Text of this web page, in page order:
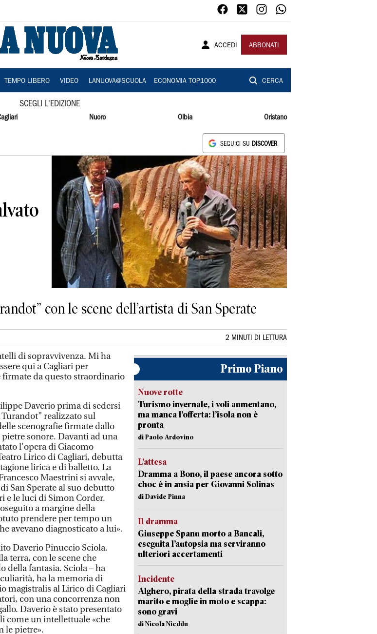
ACCEDI ABBONATI
TEMPO LIBERO VIDEO LANUOVA@SCUOLA ECONOMIA TOP1000 CERCA
SCEGLI L'EDIZIONE
Nuoro Olbia Oristano
SEGUICI SU DISCOVER
con le scene dell’artista di San Sperate
2 MINUTI DI LETTURA
di sopravvivenza. Mi ha
qui a Cagliari per
firmate da questo straordinario
Daverio prima di sedersi
realizzato sul
scenografie firmate dallo
sonore. Davanti ad una
l'opera di Giacomo
Lirico di Cagliari, debutta
lirica e di balletto. La
Maestrini si avvale,
San Sperate al suo debutto
e le luci di Simon Corder.
a margine della
prendere per tempo un
avevano diagnosticato a lui».
Daverio Pinuccio Sciola.
terra, con le scene che
della fantasia. Sciola – ha
ha la memoria di
magistralis al Lirico di Cagliari
con una concorrenza non
Daverio è stato presentato
come un intellettuale «che
le pietre».
Primo Piano
Nuove rotte
Turismo invernale, i voli aumentano,
ma manca l’offerta: l’isola non è
pronta
di Paolo Ardovino
L’attesa
Dramma a Bono, il paese ancora sotto
choc è in ansia per Giovanni Solinas
di Davide Pinna
Il dramma
Giuseppe Spanu morto a Bancali,
eseguita l’autopsia ma serviranno
ulteriori accertamenti
Incidente
Alghero, pirata della strada travolge
marito e moglie in moto e scappa:
sono gravi
di Nicola Nieddu